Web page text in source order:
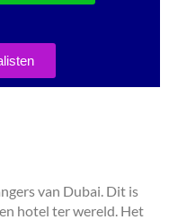
van Dubai. Dit is
hotel ter wereld. Het